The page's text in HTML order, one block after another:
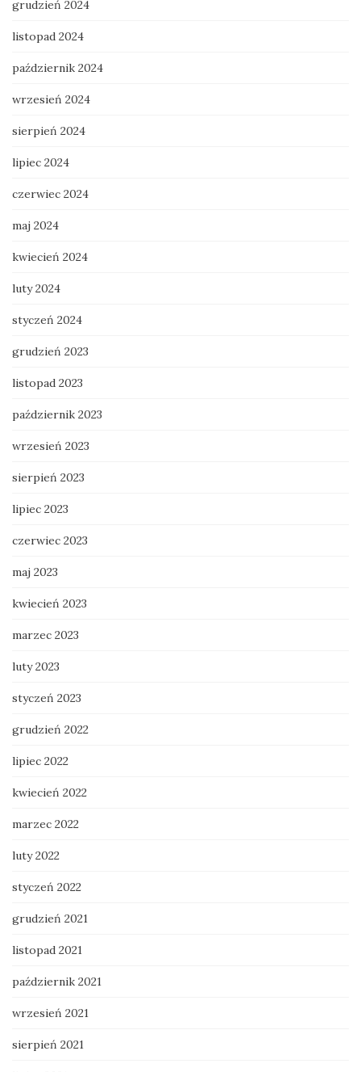
grudzień 2024
listopad 2024
październik 2024
wrzesień 2024
sierpień 2024
lipiec 2024
czerwiec 2024
maj 2024
kwiecień 2024
luty 2024
styczeń 2024
grudzień 2023
listopad 2023
październik 2023
wrzesień 2023
sierpień 2023
lipiec 2023
czerwiec 2023
maj 2023
kwiecień 2023
marzec 2023
luty 2023
styczeń 2023
grudzień 2022
lipiec 2022
kwiecień 2022
marzec 2022
luty 2022
styczeń 2022
grudzień 2021
listopad 2021
październik 2021
wrzesień 2021
sierpień 2021